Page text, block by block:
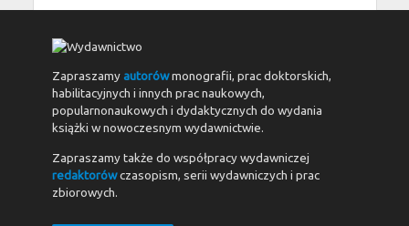
Zapraszamyautorówmonografii, prac doktorskich,
habilitacyjnych i innych prac naukowych,
popularnonaukowych i dydaktycznych do wydania
książki w nowoczesnym wydawnictwie.
Zapraszamy także do współpracy wydawniczej
redaktorówczasopism, serii wydawniczych i prac
zbiorowych.